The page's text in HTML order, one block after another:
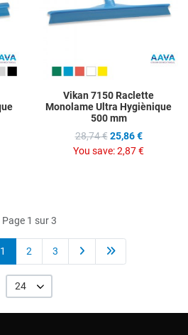
Quick View
Vikan 7150 Raclette
Monolame Ultra Hygiènique
500 mm
28,74 € 25,86 €
You save:2,87 €
Page 1 sur 3
1 2 3
24